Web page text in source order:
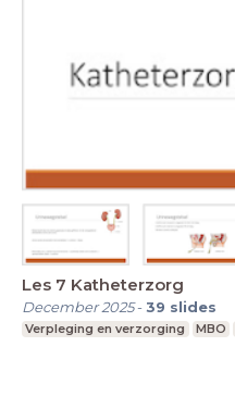
Les 7 Katheterzorg
December 2025-39 slides
Verpleging en verzorging MBO